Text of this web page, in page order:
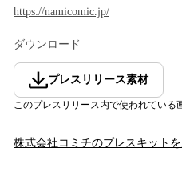
https://namicomic.jp/
ダウンロード
プレスリリース素材
このプレスリリース内で使われてい
株式会社コミチのプレスキット